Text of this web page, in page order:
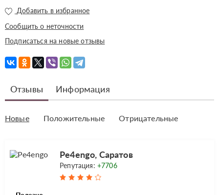
Добавить в избранное
Сообщить о неточности
Подписаться на новые отзывы
Отзывы Информация
Новые Положительные Отрицательные
Pe4engo, Саратов
Репутация: +7706